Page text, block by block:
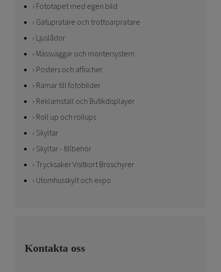
Fototapet med egen bild
Gatupratare och trottoarpratare
Ljuslådor
Mässväggar och montersystem
Posters och affischer
Ramar till fotobilder
Reklamställ och Butikdisplayer
Roll up och rollups
Skyltar
Skyltar - tillbehör
Trycksaker Visitkort Broschyrer
Utomhusskylt och expo
Kontakta oss